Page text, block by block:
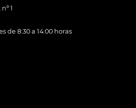
1
de 8:30 a 14:00 horas